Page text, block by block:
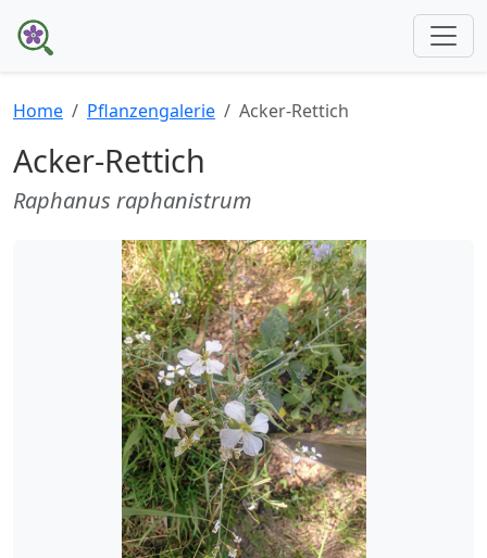
Home Pflanzengalerie Acker-Rettich
Acker-Rettich
Raphanus raphanistrum